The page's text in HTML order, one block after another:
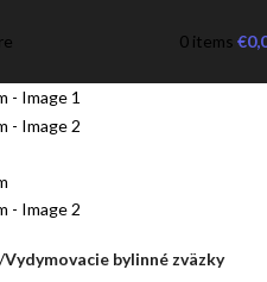
0 items €
Vydymovacie bylinné zväzky